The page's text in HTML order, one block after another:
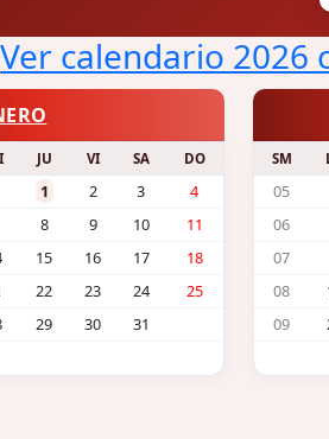
Ver calendario 2026
JU VI SA DO
1 2 3
4
8 9 10
11
15 16 17
18
22 23 24
25
29 30 31
SM
05
06
07
08
09